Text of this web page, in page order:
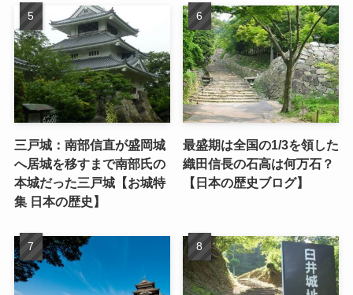
三戸城：南部信直が盛岡城
へ居城を移すまで南部氏の
本城だった三戸城【お城特
集 日本の歴史】
最盛期は全国の1/3を領した
織田信長の石高は何万石？
【日本の歴史ブログ】